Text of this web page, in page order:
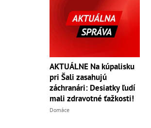
AKTUÁLNE Na kúpalisku
pri Šali zasahujú
záchranári: Desiatky ľudí
mali zdravotné ťažkosti!
Domáce